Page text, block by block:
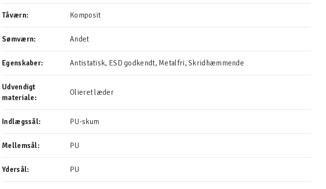
Tåværn: Komposit
Sømværn: Andet
Egenskaber: Antistatisk, ESD godkendt, Metalfri, Skridhæmmende
Udvendigt
materiale:
Olieret læder
Indlægssål: PU-skum
Mellemsål: PU
Ydersål: PU